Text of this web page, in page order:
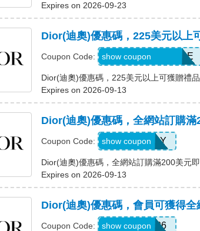
Expires on 2026-09-23
Dior(迪奧)優惠碼，225美元以上
Coupon Code: SPRINGSURPRISE
show coupon
Dior(迪奧)優惠碼，225美元以上可獲贈禮品
Expires on 2026-09-13
Dior(迪奧)優惠碼，全網站訂購
Coupon Code: LASHDAY
show coupon
Dior(迪奧)優惠碼，全網站訂購滿200美元
Expires on 2026-09-13
Dior(迪奧)優惠碼，會員可獲得
Coupon Code: GRADS26
show coupon